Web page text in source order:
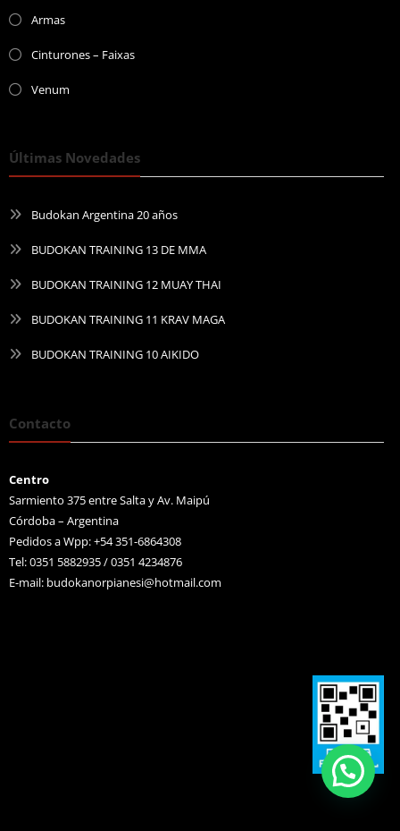
Armas
Cinturones – Faixas
Venum
Últimas Novedades
Budokan Argentina 20 años
BUDOKAN TRAINING 13 DE MMA
BUDOKAN TRAINING 12 MUAY THAI
BUDOKAN TRAINING 11 KRAV MAGA
BUDOKAN TRAINING 10 AIKIDO
Contacto
Centro
Sarmiento 375 entre Salta y Av. Maipú
Córdoba – Argentina
Pedidos a Wpp: +54 351-6864308
Tel: 0351 5882935 / 0351 4234876
E-mail: budokanorpianesi@hotmail.com